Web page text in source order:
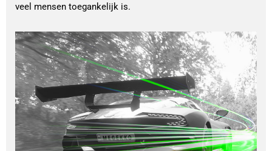
veel mensen toegankelijk is.